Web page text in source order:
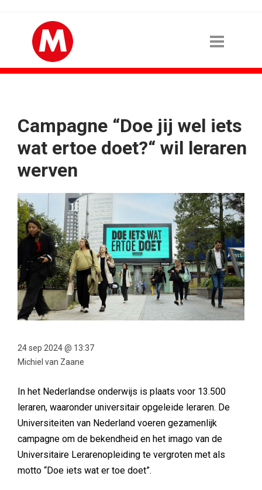
Campagne “Doe jij wel iets
wat ertoe doet?“ wil leraren
werven
24 sep 2024 @ 13:37
Michiel van Zaane
In het Nederlandse onderwijs is plaats voor 13.500
leraren, waaronder universitair opgeleide leraren. De
Universiteiten van Nederland voeren gezamenlijk
campagne om de bekendheid en het imago van de
Universitaire Lerarenopleiding te vergroten met als
motto “Doe iets wat er toe doet”.